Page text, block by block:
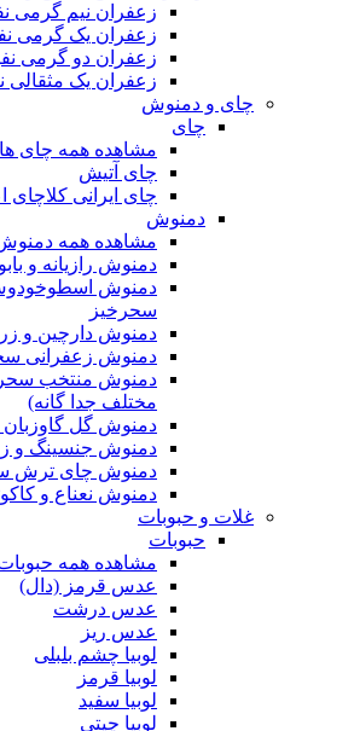
زعفران نیم گرمی
زعفران یک گرمی
زعفران دو گرمی
زعفران یک
چای و دمنوش
چای
مشاهده همه چای ها
چای آتیش
چای ایرانی کلاچای
دمنوش
مشاهده همه
دمنوش رازیانه و
دمنوش
سحرخیز
دمنوش دارچین و
دمنوش زعفرانی
دمنوش منتخب
مختلف جدا گانه)
دمنوش گل
دمنوش جنسینگ و
دمنوش چای ترش
دمنوش نعناع و
غلات و حبوبات
حبوبات
مشاهده همه
عدس قرمز (دال)
عدس درشت
عدس ریز
لوبیا چشم بلبلی
لوبیا قرمز
لوبیا سفید
لوبیا چیتی